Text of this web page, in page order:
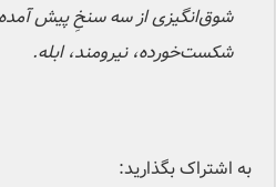
شوق‌انگیزی از سه سنخِ پیش
شکست‌خورده، نیرومند، ابله.
به اشتراک بگذارید: